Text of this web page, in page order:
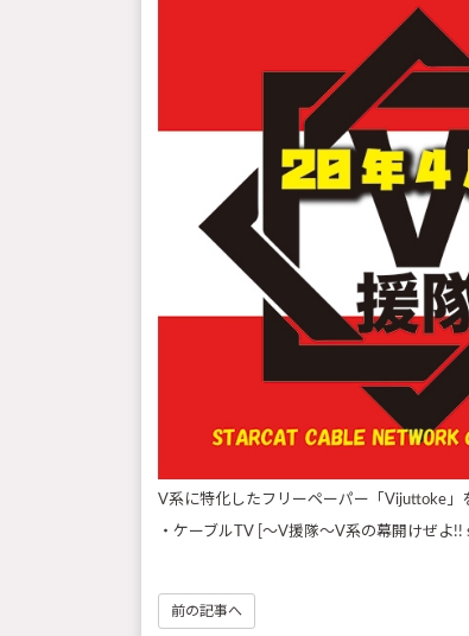
V系に特化したフリーペーパー「Vijuttoke」
・ケーブルTV [～V援隊～V系の幕開けぜよ!!
前の記事へ